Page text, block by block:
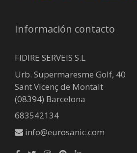
Información contacto
FIDIRE SERVEIS S.L
Urb. Supermaresme Golf, 40
Sant Vicenç de Montalt
(08394) Barcelona
683542134
info@eurosanic.com